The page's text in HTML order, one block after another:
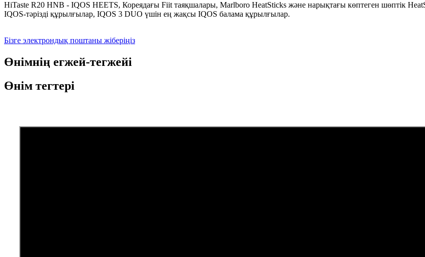
HiTaste R20 HNB - IQOS HEETS, Кореядағы Fiit таяқшалары, Marlboro HeatSticks және нарықтағы көптеген шөптік
IQOS-тәрізді құрылғылар, IQOS 3 DUO үшін ең жақсы IQOS балама құрылғылар.
Бізге электрондық поштаны жіберіңіз
Өнімнің егжей-тегжейі
Өнім тегтері